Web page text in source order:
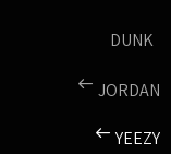
DUNK
JORDAN
YEEZY